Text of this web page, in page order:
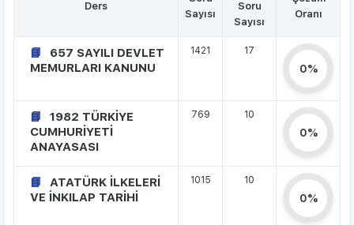
Ders
Sayısı
Soru
Sayısı
Oranı
657 SAYILI DEVLET
MEMURLARI KANUNU
1421 17
0%
1982 TÜRKİYE
CUMHURİYETİ
ANAYASASI
769 10
0%
ATATÜRK İLKELERİ
VE İNKILAP TARİHİ
1015 10
0%